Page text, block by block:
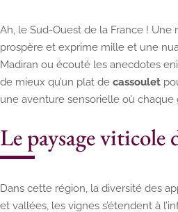
Ah, le Sud-Ouest de la France !
prospère et exprime mille et une
Madiran ou écouté les anecdotes
de mieux qu’un plat de cassoulet
une aventure sensorielle où
Le paysage viticole
Dans cette région, la diversité des
et vallées, les vignes s’étendent à